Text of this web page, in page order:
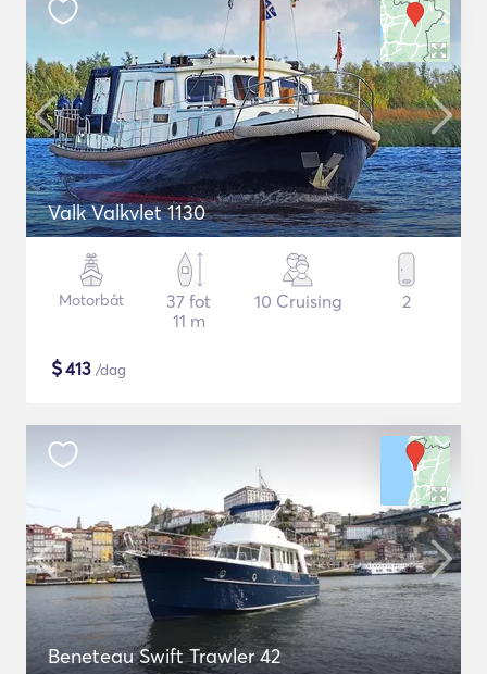
Valk Valkvlet 1130
Motorbåt
37 fot
11 m
10 Cruising 2
$413 /dag
Beneteau Swift Trawler 42